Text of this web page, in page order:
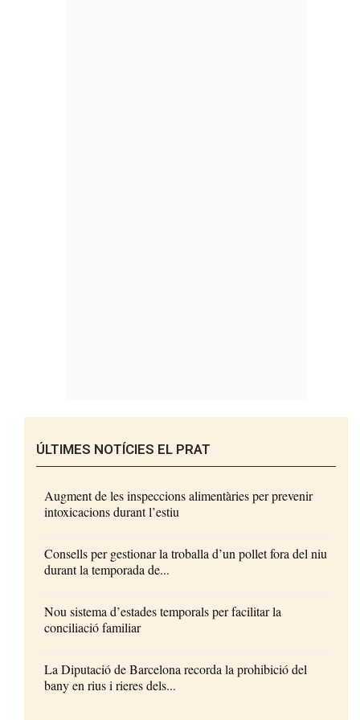
ÚLTIMES NOTÍCIES EL PRAT
Augment de les inspeccions alimentàries per prevenir
intoxicacions durant l’estiu
Consells per gestionar la troballa d’un pollet fora del niu
durant la temporada de...
Nou sistema d’estades temporals per facilitar la
conciliació familiar
La Diputació de Barcelona recorda la prohibició del
bany en rius i rieres dels...